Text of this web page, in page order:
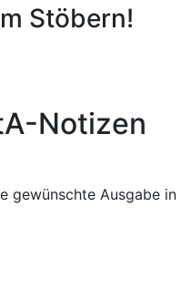
Stöbern!
Notizen
gewünschte Ausgabe in